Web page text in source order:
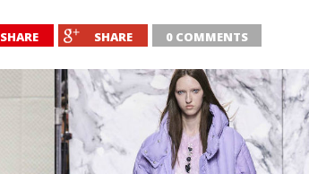
SHARE SHARE 0 COMMENTS